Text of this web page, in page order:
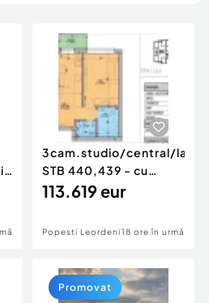
profesionale
3cam.studio/central/langa
STB 440,439 - cu
capat metrou P...
113.619 eur
Popesti Leordeni18 ore în urmă
Promovat